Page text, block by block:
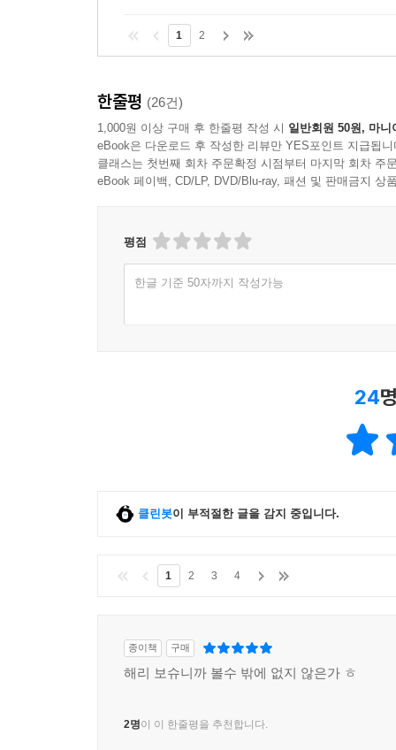
1 2
한줄평 (26건)
1,000원 이상 구매 후 한줄평 작성 시 일반회원 50원, 마니
eBook은 다운로드 후 작성한 리뷰만 YES포인트 지급됩니
클래스는 첫번째 회차 주문확정 시점부터 마지막 회차 주
eBook 페이백, CD/LP, DVD/Blu-ray, 패션 및 판매금지 상
평점
한글 기준 50자까지 작성가능
24
클린봇이 부적절한 글을 감지 중입니다.
1 2 3 4
종이책 구매
해리 보슈니까 볼수 밖에 없지 않은가 ㅎ
2명이 이 한줄평을 추천합니다.